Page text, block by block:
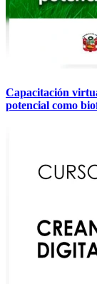
Capacitación
potencial como